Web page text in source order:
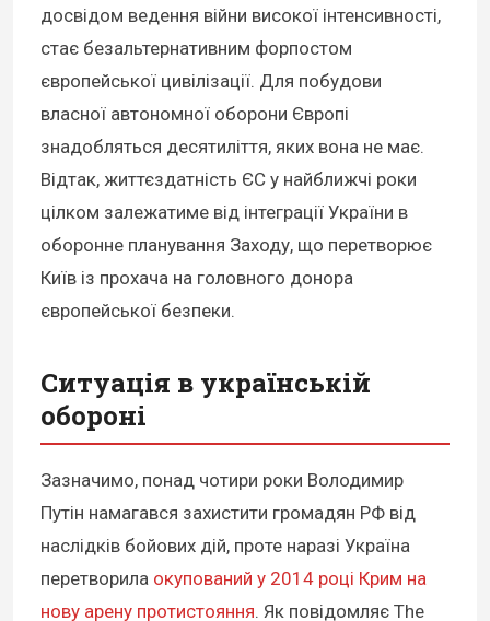
досвідом ведення війни високої інтенсивності,
стає безальтернативним форпостом
європейської цивілізації. Для побудови
власної автономної оборони Європі
знадобляться десятиліття, яких вона не має.
Відтак, життєздатність ЄС у найближчі роки
цілком залежатиме від інтеграції України в
оборонне планування Заходу, що перетворює
Київ із прохача на головного донора
європейської безпеки.
Ситуація в українській
обороні
Зазначимо, понад чотири роки Володимир
Путін намагався захистити громадян РФ від
наслідків бойових дій, проте наразі Україна
перетворила окупований у 2014 році Крим на
нову арену протистояння. Як повідомляє The